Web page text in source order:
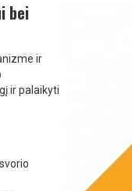
bei
ir
ir palaikyti